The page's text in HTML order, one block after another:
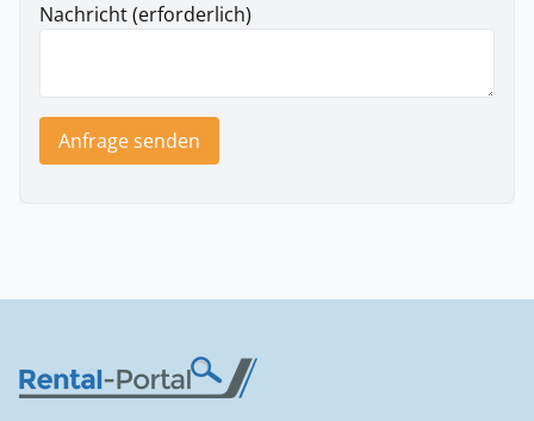
Nachricht (erforderlich)
Anfrage senden